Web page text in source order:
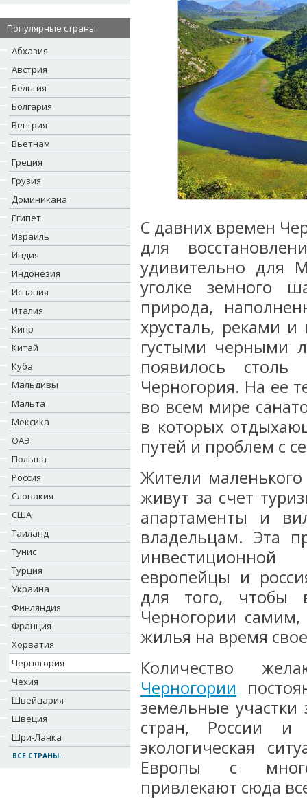
Популярные страны
Абхазия
Австрия
Бельгия
Болгария
Венгрия
Вьетнам
Греция
Грузия
Доминикана
Египет
Израиль
Индия
Индонезия
Испания
Италия
Кипр
Китай
Куба
Мальдивы
Мальта
Мексика
ОАЭ
Польша
Россия
Словакия
США
Таиланд
Тунис
Турция
Украина
Финляндия
Франция
Хорватия
Черногория
Чехия
Швейцария
Швеция
Шри-Ланка
ВСЕ СТРАНЫ...
С давних времен
для
удивительно для
уголке земного
природа,
хрусталь, реками
густыми черными
появилось столь
Черногория. На ее
во всем мире
в которых
путей и проблем с
Жители
живут за счет
апартаменты и
владельцам. Эта
европейцы и
для того, чтобы
Черногории
жилья на время
Количество
Черногории
земельные
стран, России
экологическая
Европы с
привлекают сюда